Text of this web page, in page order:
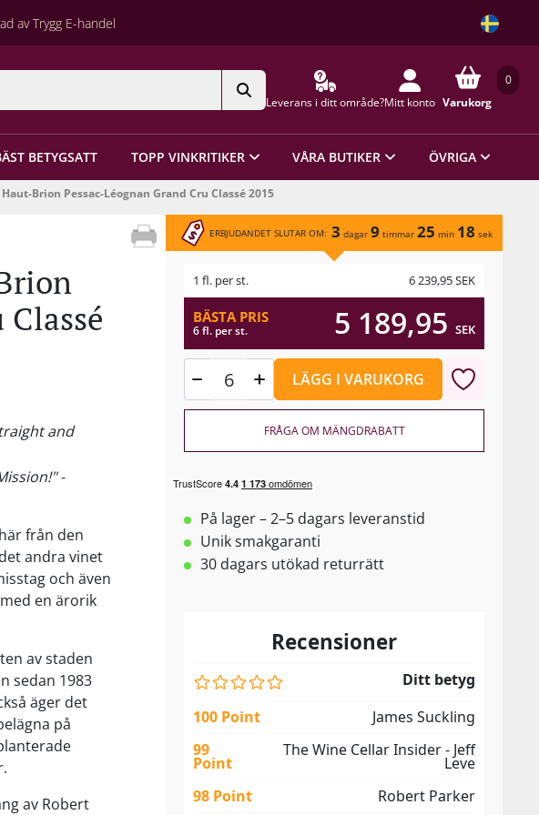
av Trygg E-handel
Leverans i ditt område?Mitt konto
0
Varukorg
BETYGSATT TOPP VINKRITIKER VÅRA BUTIKER ÖVRIGA
Brion Pessac-Léognan Grand Cru Classé 2015
and
-
från den
andra vinet
och även
en ärorik
av staden
sedan 1983
äger det
på
av Robert
ERBJUDANDET SLUTAR OM: 3 dagar 9 timmar 25 min 18 sek
1 fl. per st. 6 239,95SEK
BÄSTA PRIS
6 fl. per st. 5 189,95 SEK
LÄGG I VARUKORG
FRÅGA OM MÄNGDRABATT
På lager – 2–5 dagars leveranstid
Unik smakgaranti
30 dagars utökad returrätt
Recensioner
Ditt betyg
100 Point
James Suckling
99
Point
The Wine Cellar Insider - Jeff
Leve
98 Point
Robert Parker